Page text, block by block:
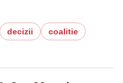
decizii
coalitie